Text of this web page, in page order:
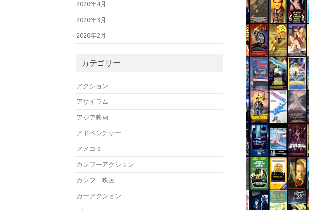
2020年4月
2020年3月
2020年2月
カテゴリー
アクション
アサイラム
アジア映画
アドベンチャー
アメコミ
カンフーアクション
カンフー映画
カーアクション